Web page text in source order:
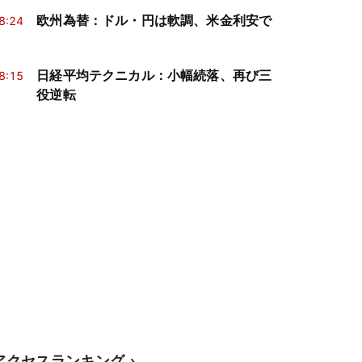
欧州為替：ドル・円は軟調、米金利安で
日経平均テクニカル：小幅続落、再び三
役逆転